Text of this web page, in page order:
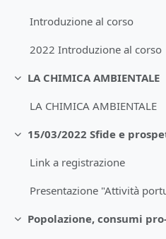
Introduzione al corso
2022 Introduzione al corso
Minimizza
LA CHIMICA AMBIENTALE
LA CHIMICA AMBIENTALE
Minimizza
Link a registrazione
Minimizza